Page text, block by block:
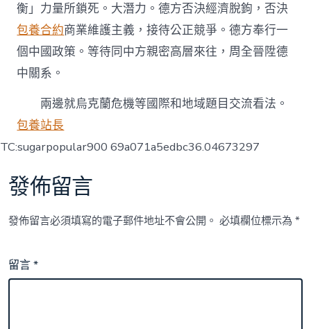
衡」力量所鎖死。大潛力。德方否決經濟脫鉤，否決
包養合約商業維護主義，接待公正競爭。德方奉行一
個中國政策。等待同中方親密高層來往，周全晉陞德
中關系。
兩邊就烏克蘭危機等國際和地域題目交流看法。
包養站長
TC:sugarpopular900 69a071a5edbc36.04673297
發佈留言
發佈留言必須填寫的電子郵件地址不會公開。 必填欄位標示為*
留言*